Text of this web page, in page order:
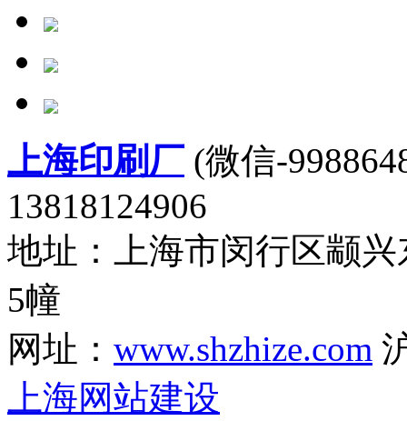
上海印刷厂 (微信-
13818124906
地址：上海市闵行区颛
5幢
网址： www.shzhize.com
上海网站建设